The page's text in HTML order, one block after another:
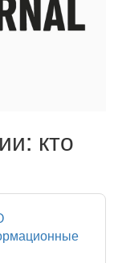
кто